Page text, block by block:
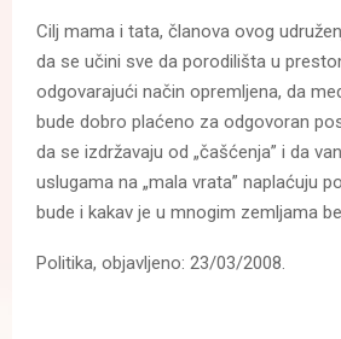
Cilj mama i tata, članova ovog
da se učini sve da porodilišta u
odgovarajući način opremljena, da
bude dobro plaćeno za odgovoran
da se izdržavaju od „čašćenja” i da
uslugama na „mala vrata” naplaćuju
bude i kakav je u mnogim zemljama
Politika, objavljeno: 23/03/2008.